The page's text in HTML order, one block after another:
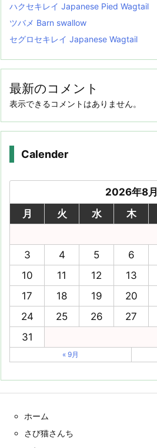
ハクセキレイ Japanese Pied Wagtail
ツバメ Barn swallow
セグロセキレイ Japanese Wagtail
最新のコメント
表示できるコメントはありません。
Calender
2026年8月
月
火 水 木
3
4 5 6
10
11 12 13
17
18 19 20
24
25 26 27
31
« 9月
ホーム
さび猫さんち